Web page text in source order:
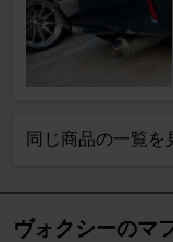
同じ商品の一覧を
ヴォクシーのマ